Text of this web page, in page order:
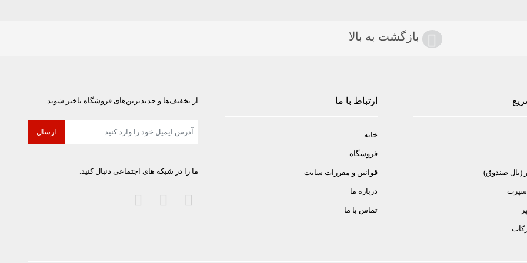
بازگشت به بالا
(بال صندوق)
اسپرت
ركاب
ارتباط با ما
خانه
فروشگاه
قوانین و مقررات سایت
درباره ما
تماس با ما
از تخفیف‌ها و جدیدترین‌های فروشگاه باخبر شوید:
ما را در شبکه های اجتماعی دنبال کنید.